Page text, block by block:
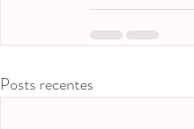
Posts recentes